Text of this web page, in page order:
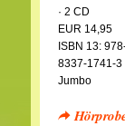
· 2 CD
EUR 14,95
ISBN 13:
8337-1741-3
Jumbo